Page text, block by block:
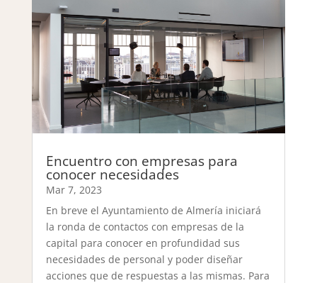
Encuentro con empresas para
conocer necesidades
Mar 7, 2023
En breve el Ayuntamiento de Almería iniciará
la ronda de contactos con empresas de la
capital para conocer en profundidad sus
necesidades de personal y poder diseñar
acciones que de respuestas a las mismas. Para